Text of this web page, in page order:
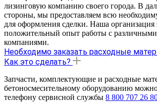
лизинговую компанию своего города. В
стороны, мы предоставляем всю
для оформления сделки. Наша организация
положительный опыт работы с
компаниями.
Необходимо заказать расходные
Как это сделать?
Запчасти, комплектующие и расходные
бетоносмесительному оборудованию можно
телефону сервисной службы 8 800 707 26